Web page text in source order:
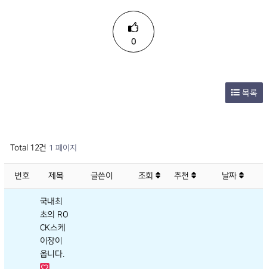
0
목록
Total 12건 1 페이지
번호 제목 글쓴이 조회 추천 날짜
국내최
초의 RO
CK스케
이장이
옵니다.